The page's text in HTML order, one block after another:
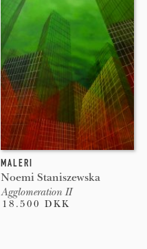
MALERI
Noemi Staniszewska
Agglomeration II
18.500 DKK